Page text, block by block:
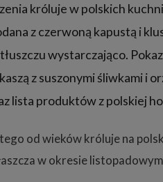
króluje w polskich
z czerwoną kapustą i
wystarczająco.
z suszonymi śliwkami i
lista produktów z polskiej
od wieków króluje na
w okresie